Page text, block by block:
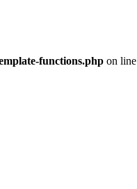
functions.php on line